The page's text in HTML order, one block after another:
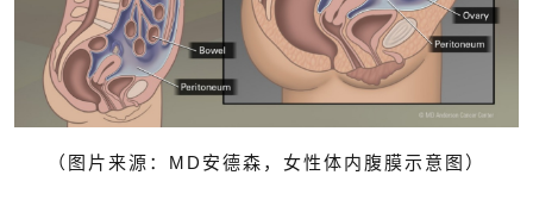
（图片来源：MD安德森，女性体内腹膜示意图）